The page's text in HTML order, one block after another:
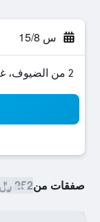
س 15/8
2 من الضيوف، غرفة واحدة
صفقات من252 ﷼